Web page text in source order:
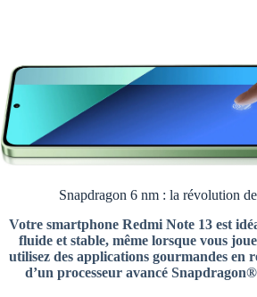
Snapdragon 6 nm : la révolution
Votre smartphone Redmi Note 13 est
fluide et stable, même lorsque vous
utilisez des applications gourmandes en
d’un processeur avancé